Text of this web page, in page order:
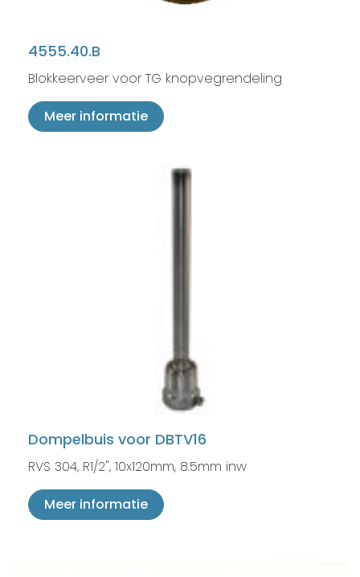
4555.40.B
Blokkeerveer voor TG knopvegrendeling
Meer informatie
Dompelbuis voor DBTV16
RVS 304, R1/2", 10x120mm, 8.5mm inw
Meer informatie